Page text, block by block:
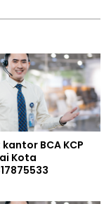
BCA KCP
Kota